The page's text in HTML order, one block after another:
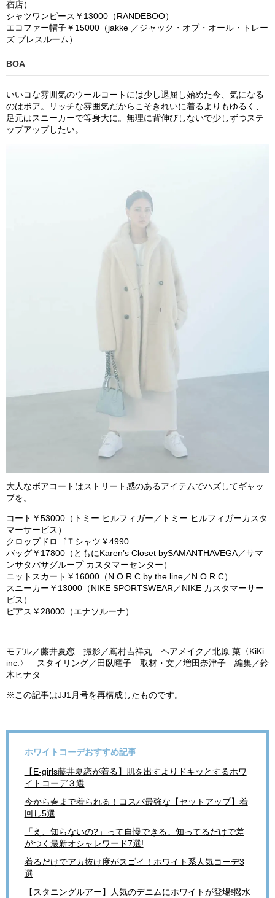
宿店）
シャツワンピース￥ 13000 （ RANDEBOO）
エコファー帽子￥ 15000 （ jakke ／ジャック・オブ・オール・トレー
ズ プレスルーム）
BOA
いいコな雰囲気のウールコートには少し退屈し始めた今、気になる
のはボア。リッチな雰囲気だからこそきれいに着るよりもゆるく、
足元はスニーカーで等身大に。無理に背伸びしないで少しずつステ
ップアップしたい。
大人なボアコートはストリート感のあるアイテムでハズしてギャッ
プを。
コート￥ 53000 （トミー ヒルフィガー／トミー ヒルフィガーカスタ
マーサービス）
クロップドロゴＴシャツ￥ 4990
バッグ￥ 17800 （ともに Karen’s Closet bySAMANTHAVEGA ／サマ
ンサタバサグループ カスタマーセンター）
ニットスカート￥ 16000 （ N. O.R.C by the line ／ N.O.R.C）
スニーカー￥ 13000 （ NIKE SPORTSWEAR ／ NIKE カスタマーサー
ビス）
ピアス￥ 28000 （エナソルーナ）
モデル／藤井夏恋 撮影／嶌村吉祥丸 ヘアメイク／北原 菓〈 KiKi
inc. 〉 スタイリング／田臥曜子 取材・文／増田奈津子 編集／鈴
木ヒナタ
※ この記事はJJ1 月号を再構成したものです。
ホワイトコーデおすすめ記事
【E-girls藤井夏恋が着る】肌を出すよりドキッとするホワ
イトコーデ３選
今から春まで着られる！コスパ最強な【セットアップ】着
回し5選
「え、知らないの?」って自慢できる。知ってるだけで差
がつく最新オシャレワード7選!
着るだけでアカ抜け度がスゴイ！ホワイト系人気コーデ3
選
【スタニングルアー】人気のデニムにホワイトが登場!撥水